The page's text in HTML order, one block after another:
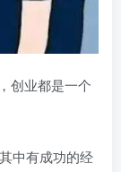
创业都是一个
中有成功的经